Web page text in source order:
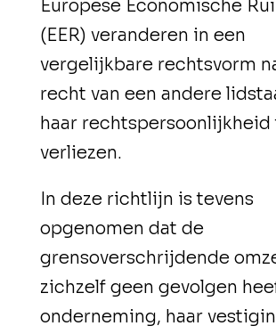
Europese Economische
(EER) veranderen in een
vergelijkbare rechtsvorm
recht van een andere
haar rechtspersoonlijkheid
verliezen.
In deze richtlijn is tevens
opgenomen dat de
grensoverschrijdende
zichzelf geen gevolgen
onderneming, haar